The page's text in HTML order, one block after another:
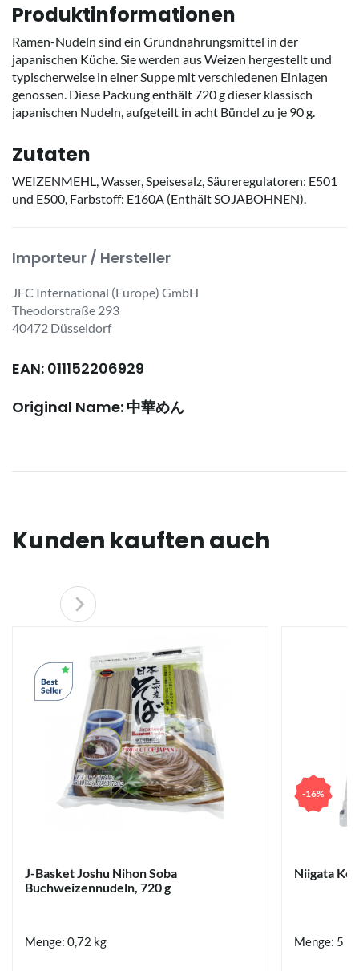
Produktinformationen
Ramen-Nudeln sind ein Grundnahrungsmittel in der
japanischen Küche. Sie werden aus Weizen hergestellt und
typischerweise in einer Suppe mit verschiedenen Einlagen
genossen. Diese Packung enthält 720 g dieser klassisch
japanischen Nudeln, aufgeteilt in acht Bündel zu je 90 g.
Zutaten
WEIZENMEHL, Wasser, Speisesalz, Säureregulatoren: E501
und E500, Farbstoff: E160A (Enthält SOJABOHNEN).
Importeur / Hersteller
JFC International (Europe) GmbH
Theodorstraße 293
40472 Düsseldorf
EAN: 011152206929
Original Name: 中華めん
Kunden kauften auch
J-Basket Joshu Nihon Soba
Buchweizennudeln, 720 g
Menge: 0,72 kg
-16%
Niigata
Menge: 5 kg